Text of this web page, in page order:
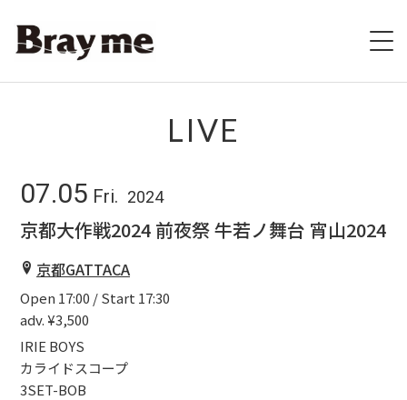
BIOGRAPHY
DISCOGRAPHY
LIVE
07.05 Fri. 2024
京都大作戦2024 前夜祭 牛若ノ舞台 宵山2024
京都GATTACA
Open 17:00 / Start 17:30
adv. ¥3,500
IRIE BOYS
カライドスコープ
3SET-BOB